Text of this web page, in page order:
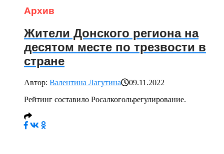
Архив
Жители Донского региона на
десятом месте по трезвости в
стране
Автор: Валентина Лагутина
09.11.2022
Рейтинг составило Росалкогольрегулирование.